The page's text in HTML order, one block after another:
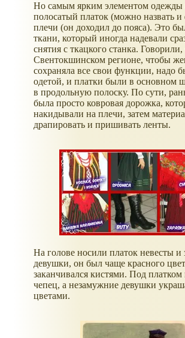
Но самым ярким элементом одежды
полосатый платок (можно назвать и
плечи (он доходил до пояса). Это
ткани, который иногда надевали
снятия с ткацкого станка. Говорили,
Свентокшинском регионе, чтобы
сохраняла все свои функции, надо
одетой, и платки были в основном
в продольную полоску. По сути,
была просто ковровая дорожка,
накидывали на плечи, затем
драпировать и пришивать ленты.
На голове носили платок невесты и
девушки, он был чаще красного
заканчивался кистями. Под платком
чепец, а незамужние девушки
цветами.